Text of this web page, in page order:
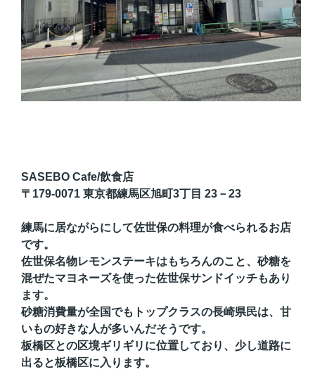
SASEBO Cafe/飲食店
〒179-0071 東京都練馬区旭町3丁目 23－23
練馬に居ながらにして佐世保の料理が食べられるお店
です。
佐世保名物レモンステーキはもちろんのこと、砂糖を
混ぜたマヨネーズを使った佐世保サンドイッチもあり
ます。
砂糖消費量が全国でもトップクラスの長崎県民は、甘
いもの好きな人が多いんだそうです。
板橋区との区境ギリギリに位置しており、少し道路に
出ると板橋区に入ります。